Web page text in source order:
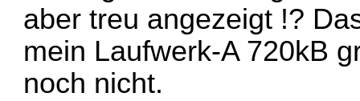
aber treu angezeigt !?
mein Laufwerk-A 720kB
noch nicht.